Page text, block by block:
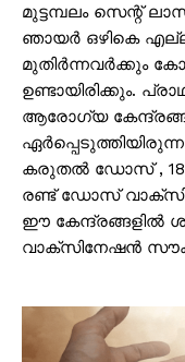
മുട്ടമ്പലം സെന്റ്
ഞായർ ഒഴികെ
മുതിർന്നവർക്കും
ഉണ്ടായിരിക്കും.
ആരോഗ്യ
കരുതൽ ഡോസ് , 18
രണ്ട് ഡോസ്
ഈ കേന്ദ്രങ്ങളിൽ
വാക്‌സിനേഷൻ